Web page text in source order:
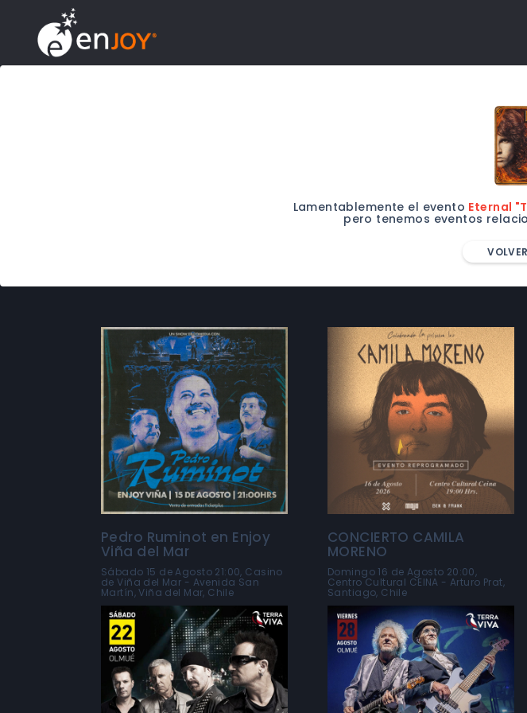
Lamentablemente el evento Eternal
pero tenemos eventos
Pedro Ruminot en Enjoy
Viña del Mar
Sábado 15 de Agosto 21:00, Casino
de Viña del Mar - Avenida San
Martín, Viña del Mar, Chile
CONCIERTO CAMILA
MORENO
Domingo 16 de Agosto 20:00,
Centro Cultural CEINA - Arturo Prat,
Santiago, Chile